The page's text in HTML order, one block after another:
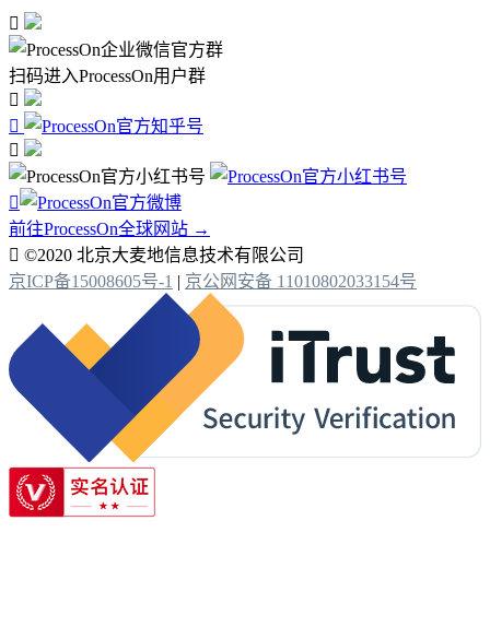

扫码进入ProcessOn用户群




前往ProcessOn全球网站 →
 ©2020 北京大麦地信息技术有限公司
京ICP备15008605号-1 | 京公网安备 11010802033154号